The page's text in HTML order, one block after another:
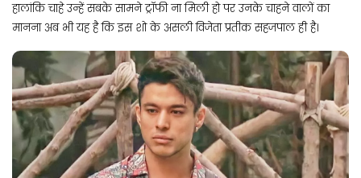
हालांकि चाहे उन्हें सबके सामने ट्रॉफी ना मिली हो पर उनके चाहने वालों का
मानना अब भी यह है कि इस शो के असली विजेता प्रतीक सहजपाल ही है।